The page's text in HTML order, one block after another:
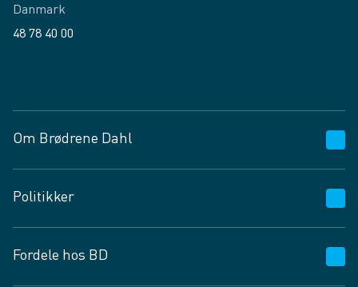
Danmark
48 78 40 00
Om Brødrene Dahl
Vagttelefon 30 10 89 89
Spørgsmål og svar
Job og karriere
Politikker
Privatlivspolitik
Fordele hos BD